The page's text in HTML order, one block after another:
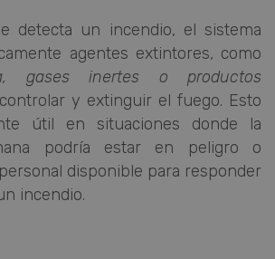
detecta un incendio, el sistema
agentes extintores, como
gases inertes o productos
y extinguir el fuego. Esto
útil en situaciones donde la
podría estar en peligro o
disponible para responder
incendio.
Proveedor /
Dominio
Vencimiento